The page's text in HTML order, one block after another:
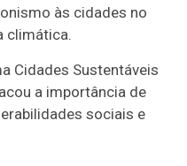
às cidades no
climática.
Cidades Sustentáveis
a importância de
sociais e